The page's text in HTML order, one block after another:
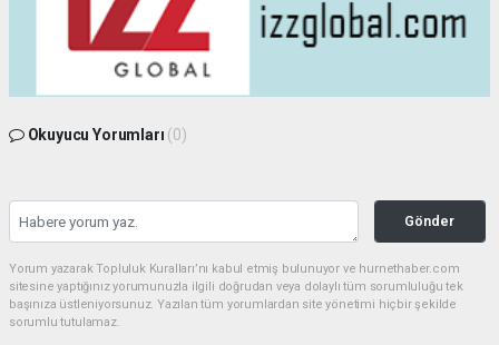
Okuyucu Yorumları (0)
Gönder
Yorum yazarak Topluluk Kuralları’nı kabul etmiş bulunuyor ve hurnethaber.com
sitesine yaptığınız yorumunuzla ilgili doğrudan veya dolaylı tüm sorumluluğu tek
başınıza üstleniyorsunuz. Yazılan tüm yorumlardan site yönetimi hiçbir şekilde
sorumlu tutulamaz.